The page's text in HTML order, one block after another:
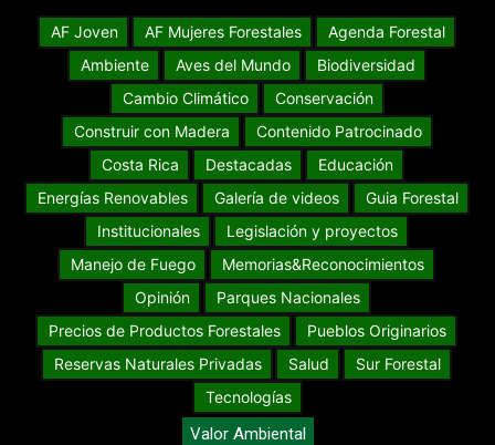
AF Joven AF Mujeres Forestales
Agenda Forestal
Ambiente
Aves del Mundo
Biodiversidad
Cambio Climático
Conservación
Construir con Madera
Contenido Patrocinado
Costa Rica
Destacadas
Educación
Energías Renovables
Galería de videos
Guia Forestal
Institucionales
Legislación y proyectos
Manejo de Fuego
Memorias&Reconocimientos
Opinión
Parques Nacionales
Precios de Productos Forestales
Pueblos Originarios
Reservas Naturales Privadas
Salud
Sur Forestal
Tecnologías
Valor Ambiental